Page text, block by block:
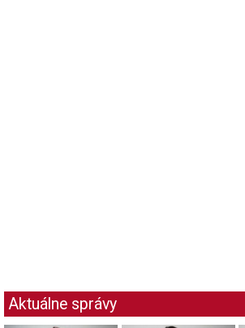
Aktuálne správy